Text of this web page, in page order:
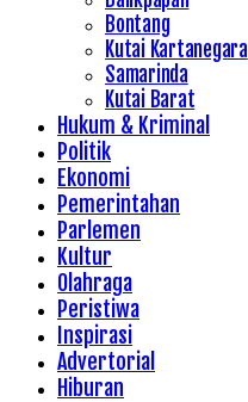
Bontang
Kutai Kartanegara
Samarinda
Kutai Barat
Hukum & Kriminal
Politik
Ekonomi
Pemerintahan
Parlemen
Kultur
Olahraga
Peristiwa
Inspirasi
Advertorial
Hiburan